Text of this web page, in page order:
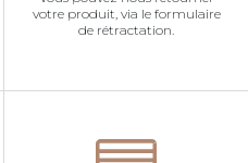
votre produit, via le formulaire
de rétractation.